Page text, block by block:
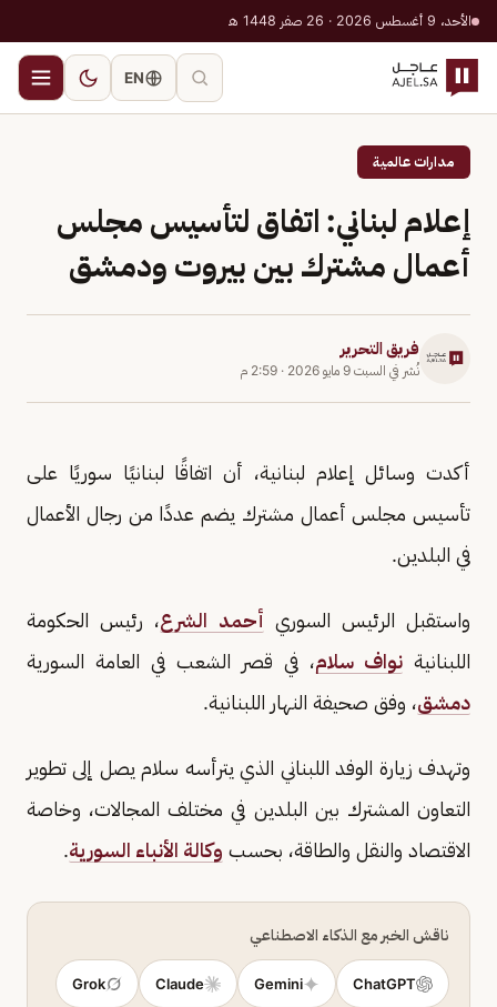
الأحد، 9 أغسطس 2026 · 26 صفر 1448 هـ
EN
مدارات عالمية
إعلام لبناني: اتفاق لتأسيس مجلس
أعمال مشترك بين بيروت ودمشق
فريق التحرير
نُشر في السبت 9 مايو 2026 · 2:59 م
أكدت وسائل إعلام لبنانية، أن اتفاقًا لبنانيًا سوريًا على
تأسيس مجلس أعمال مشترك يضم عددًا من رجال الأعمال
في البلدين.
واستقبل الرئيس السوري أحمد الشرع، رئيس الحكومة
اللبنانية نواف سلام، في قصر الشعب في العامة السورية
دمشق، وفق صحيفة النهار اللبنانية.
وتهدف زيارة الوفد اللبناني الذي يترأسه سلام يصل إلى تطوير
التعاون المشترك بين البلدين في مختلف المجالات، وخاصة
الاقتصاد والنقل والطاقة، بحسب وكالة الأنباء السورية.
ناقش الخبر مع الذكاء الاصطناعي
ChatGPT
Gemini
Claude
Grok